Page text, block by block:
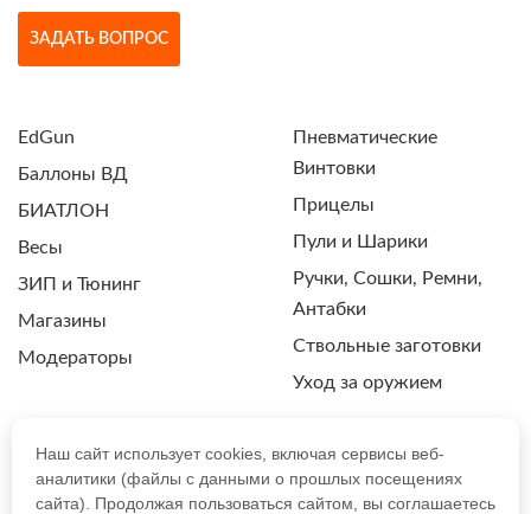
ЗАДАТЬ ВОПРОС
EdGun
Баллоны ВД
БИАТЛОН
Весы
ЗИП и Тюнинг
Магазины
Модераторы
Пневматические
Винтовки
Прицелы
Пули и Шарики
Ручки, Сошки, Ремни,
Антабки
Ствольные заготовки
Уход за оружием
ПОЛИТИКА КОНФИДЕНЦИАЛЬНОСТИ
Наш сайт использует cookies, включая сервисы веб-
аналитики (файлы с данными о прошлых посещениях
сайта). Продолжая пользоваться сайтом, вы соглашаетесь